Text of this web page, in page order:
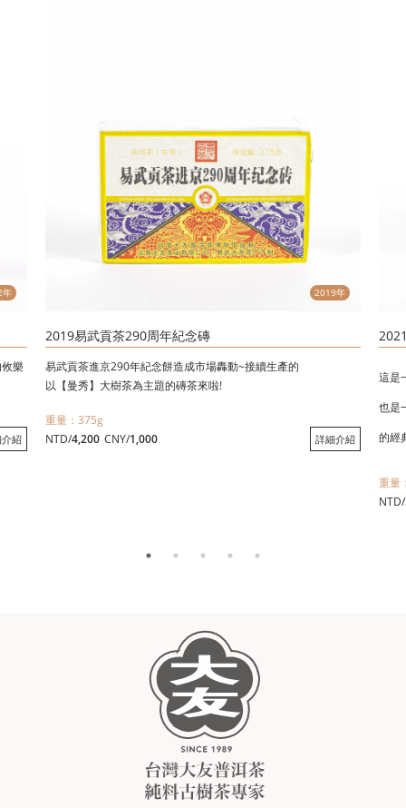
年
樂
紹
2019年
2019易武貢茶290周年紀念磚
易武貢茶進京290年紀念餅造成市場轟動~接續生產的
以【曼秀】大樹茶為主題的磚茶來啦!
重量：375g
NTD/4,200 CNY/1,000 詳細介紹
這是
也是
的經
重量
NTD/